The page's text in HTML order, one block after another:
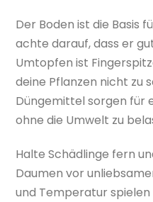
Der Boden ist die Basis
achte darauf, dass er
Umtopfen ist
deine Pflanzen nicht zu
Düngemittel sorgen für
ohne die Umwelt zu
Halte Schädlinge fern
Daumen vor
und Temperatur